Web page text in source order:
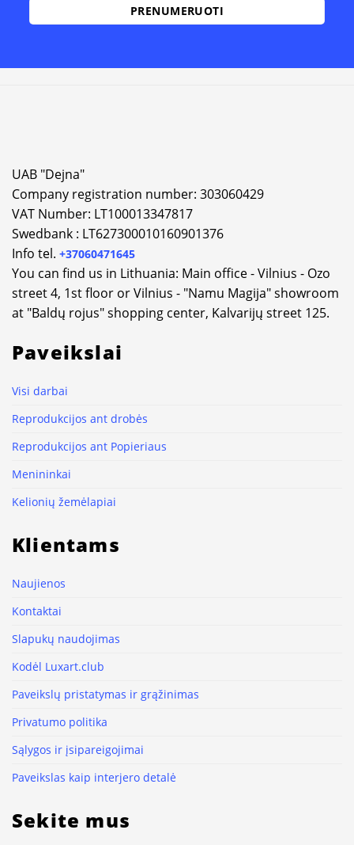
UAB "Dejna"
Company registration number: 303060429
VAT Number: LT100013347817
Swedbank : LT627300010160901376
Info tel. +37060471645
You can find us in Lithuania: Main office - Vilnius - Ozo
street 4, 1st floor or Vilnius - "Namu Magija" showroom
at "Baldų rojus" shopping center, Kalvarijų street 125.
Paveikslai
Visi darbai
Reprodukcijos ant drobės
Reprodukcijos ant Popieriaus
Menininkai
Kelionių žemėlapiai
Klientams
Naujienos
Kontaktai
Slapukų naudojimas
Kodėl Luxart.club
Paveikslų pristatymas ir grąžinimas
Privatumo politika
Sąlygos ir įsipareigojimai
Paveikslas kaip interjero detalė
Sekite mus